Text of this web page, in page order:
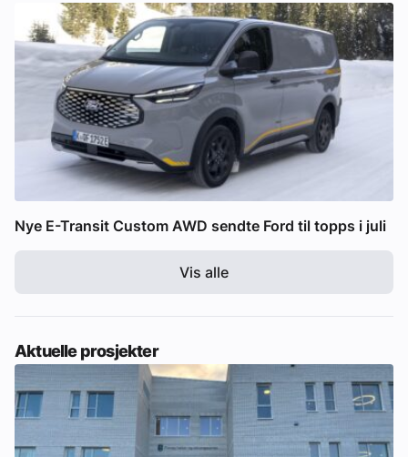
Nye E-Transit Custom AWD sendte Ford til topps i juli
Vis alle
Aktuelle prosjekter